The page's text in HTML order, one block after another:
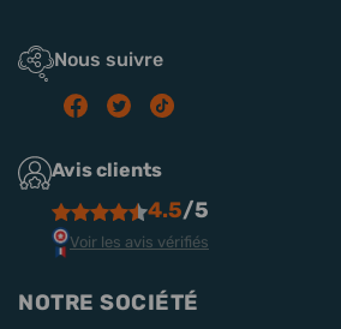
Nous suivre
Avis clients
4.5/5
Voir les avis vérifiés
NOTRE SOCIÉTÉ